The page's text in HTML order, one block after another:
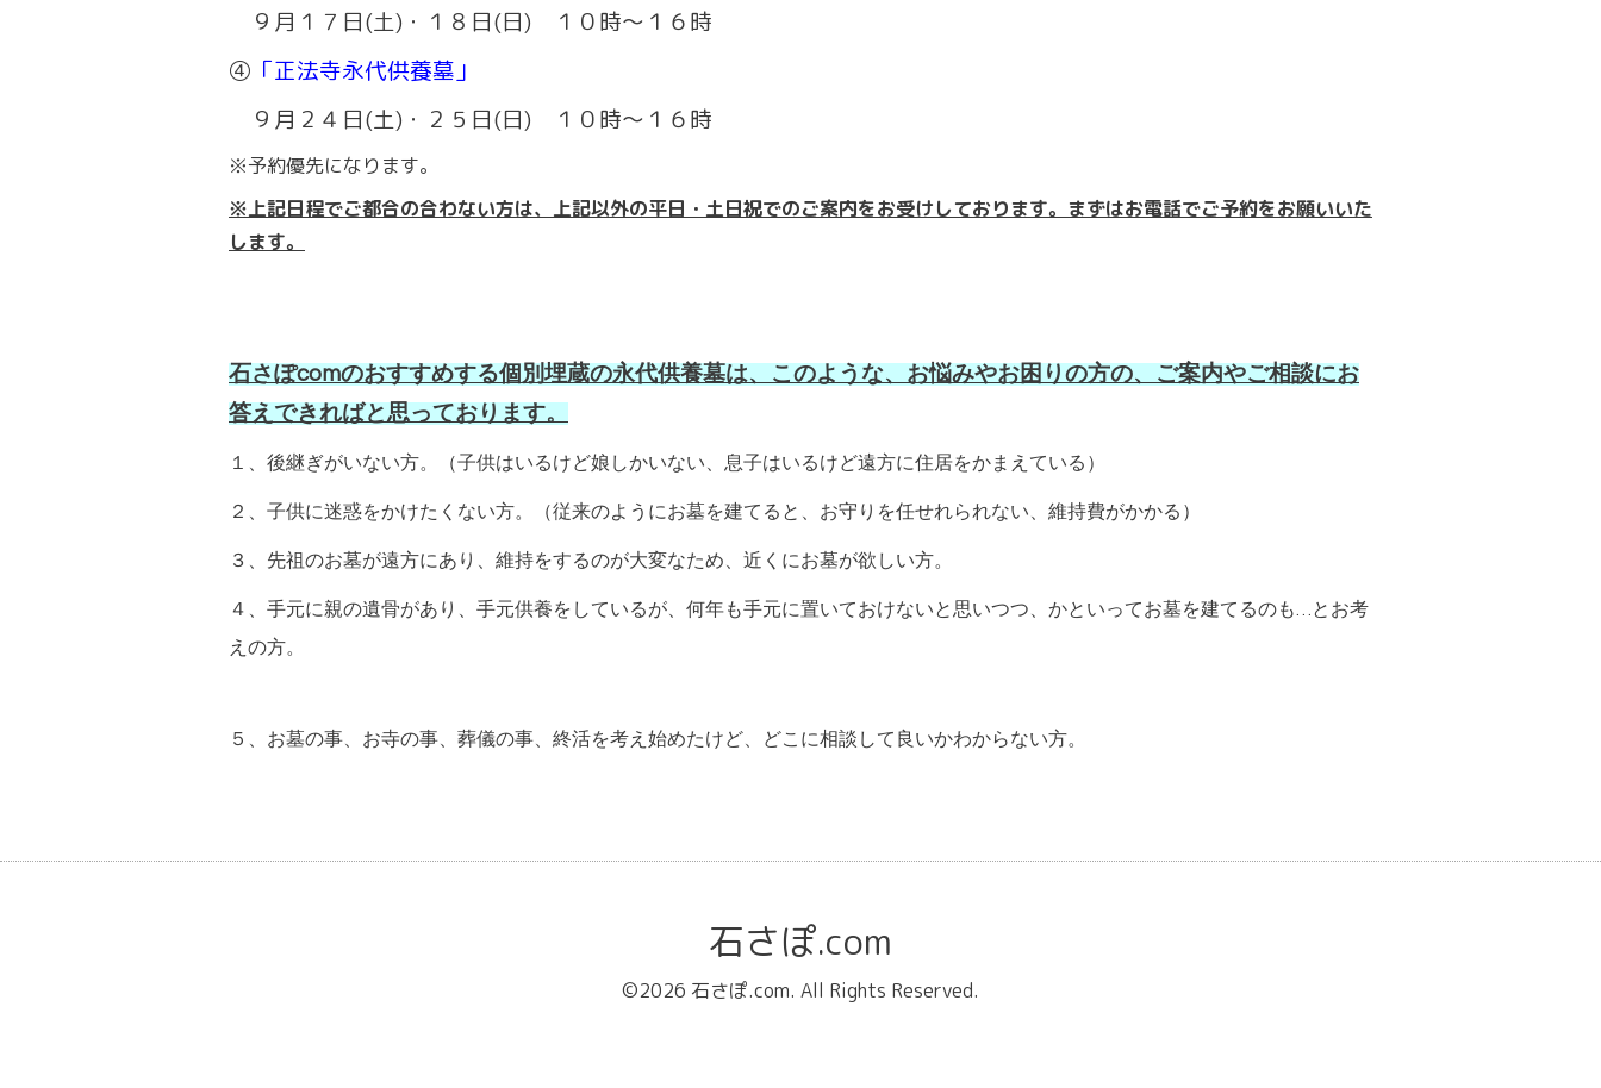
９月１７日(土)・１８日(日) １０時～１６時
④ 「正法寺永代供養墓」
９月２４日(土)・２５日(日) １０時～１６時
※予約優先になります。
※上記日程でご都合の合わない方は、上記以外の平日・土日祝でのご案内をお受けしております。まずはお電話でご予約をお願いいた
します。
石さぽcomのおすすめする個別埋蔵の永代供養墓は、このような、お悩みやお困りの方の、ご案内やご相談にお
答えできればと思っております。
１、後継ぎがいない方。（子供はいるけど娘しかいない、息子はいるけど遠方に住居をかまえている）
２、子供に迷惑をかけたくない方。（従来のようにお墓を建てると、お守りを任せれられない、維持費がかかる）
３、先祖のお墓が遠方にあり、維持をするのが大変なため、近くにお墓が欲しい方。
４、手元に親の遺骨があり、手元供養をしているが、何年も手元に置いておけないと思いつつ、かといってお墓を建てるのも…とお考
えの方。
５、お墓の事、お寺の事、葬儀の事、終活を考え始めたけど、どこに相談して良いかわからない方。
石さぽ.com
©2026 石さぽ.com. All Rights Reserved.